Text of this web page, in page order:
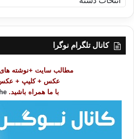
ه
ر
کانال تلگرام نوگرا
مطالب سایت +نوشته های
عکس + کلیپ +
با ما همراه باشید.